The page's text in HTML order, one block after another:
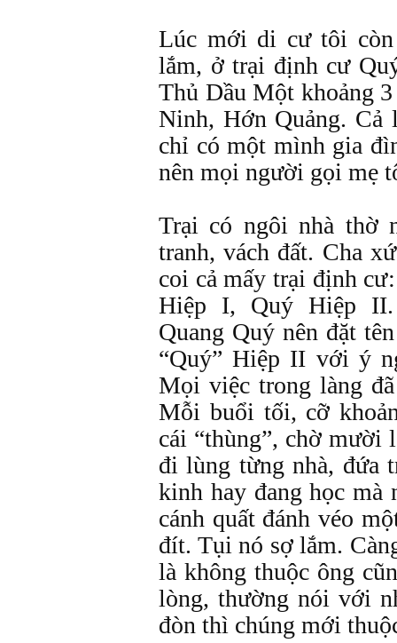
Lúc mới di cư tôi
lắm, ở trại định cư
Thủ Dầu Một khoảng
Ninh, Hớn Quảng. Cả
chỉ có một mình gia
nên mọi người gọi mẹ
Trại có ngôi nhà thờ
tranh, vách đất. Cha
coi cả mấy trại định
Hiệp I, Quý Hiệp II.
Quang Quý nên đặt
“Quý” Hiệp II với ý
Mọi việc trong làng
Mỗi buổi tối, cỡ
cái “thùng”, chờ mười
đi lùng từng nhà, đứa
kinh hay đang học mà
cánh quất đánh véo
đít. Tụi nó sợ lắm.
là không thuộc ông
lòng, thường nói với
đòn thì chúng mới